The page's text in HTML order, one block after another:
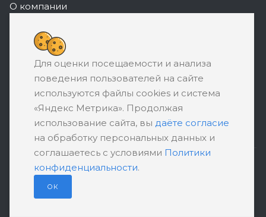
О компании
Реквизиты
8 (800) 550-08-77
ЗАКАЗАТЬ ЗВОНОК
support@ratingbankrotstva.ru
111398, Москва, ул. Плеханова, д. 30,
абонентский ящик №5
ПОЛИТИКА КОНФИДЕНЦИАЛЬНОСТИ
ПОЛЬЗОВАТЕЛЬСКОЕ СОГЛАШЕНИЕ
Для оценки посещаемости и анализа
поведения пользователей на сайте
используются файлы cookies и система
«Яндекс Метрика». Продолжая
использование сайта, вы даёте согласие
на обработку персональных данных и
соглашаетесь с условиями Политики
конфиденциальности.
ОК